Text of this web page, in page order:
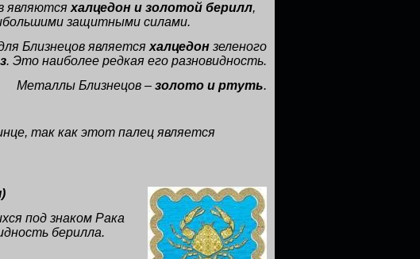
являются халцедон и золотой берилл,
защитными силами.
Близнецов является халцедон зеленого
. Это наиболее редкая его разновидность.
Металлы Близнецов – золото и ртуть.
так как этот палец является
)
под знаком Рака
берилла.